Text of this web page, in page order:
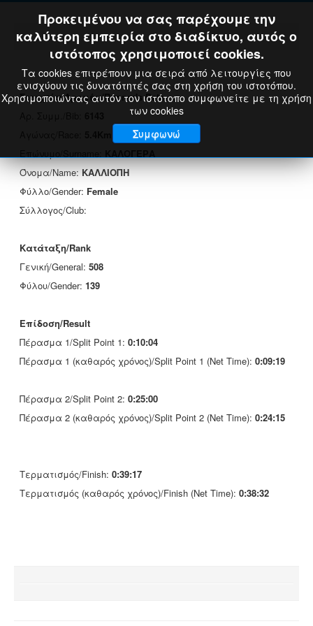
Στοιχεία Δρομέα/Runner's Data
Όνομα/Name:ΚΑΛΛΙΟΠΗ
Φύλλο/Gender: Female
Σύλλογος/Club:
Κατάταξη/Rank
Γενική/General: 508
Φύλου/Gender: 139
Επίδοση/Result
Πέρασμα 1/Split Point 1: 0:10:04
Πέρασμα 1 (καθαρός χρόνος)/Split Point 1 (Net Time): 0:09:19
Πέρασμα 2/Split Point 2: 0:25:00
Πέρασμα 2 (καθαρός χρόνος)/Split Point 2 (Net Time): 0:24:15
Τερματισμός/Finish: 0:39:17
Τερματισμός (καθαρός χρόνος)/Finish (Net Time): 0:38:32
Προκειμένου να σας παρέχουμε την
καλύτερη εμπειρία στο διαδίκτυο, αυτός ο
ιστότοπος χρησιμοποιεί cookies.
Τα cookies επιτρέπουν μια σειρά από λειτουργίες που
ενισχύουν τις δυνατότητές σας στη χρήση του ιστοτόπου.
Χρησιμοποιώντας αυτόν τον ιστότοπο συμφωνείτε με τη χρήση
των cookies
Συμφωνώ